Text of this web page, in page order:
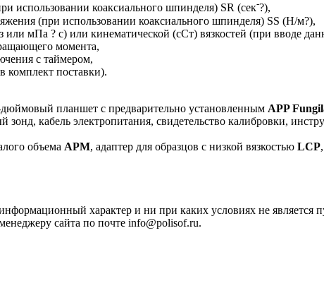
использовании коаксиального шпинделя) SR (сек-?),
(при использовании коаксиального шпинделя) SS (Н/м?),
или мПа ? с) или кинематической (cСт) вязкостей (при вводе
момента,
с таймером,
комплект поставки).
дюймовый планшет с предварительно установленным APP
кабель электропитания, свидетельство калибровки,
объема APM, адаптер для образцов с низкой вязкостью LCP
характер и ни при каких условиях не
сайта по почте info@polisof.ru.